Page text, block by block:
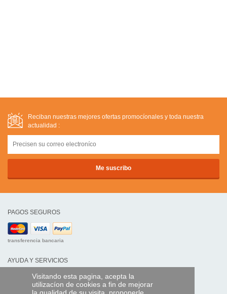
Visitando esta pagina, acepta la
utilizacíon de cookies a fin de mejorar
Reciban nuestras mejores ofertas promocíonales y toda nuestra
actualidad :
PAGOS SEGUROS
transferencia bancaria
AYUDA Y SERVICIOS
Localice su envío